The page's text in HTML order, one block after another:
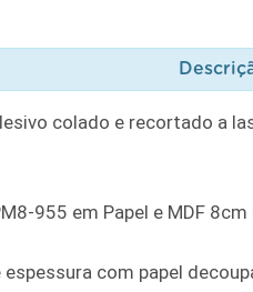
colado e recortado a
955 em Papel e MDF
com papel